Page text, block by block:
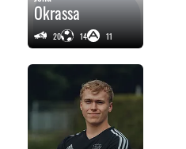
Okrassa
20 14 11